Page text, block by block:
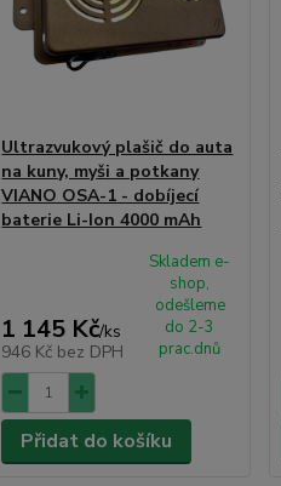
Ultrazvukový plašič do auta
na kuny, myši a potkany
VIANO OSA-1 - dobíjecí
baterie Li-Ion 4000 mAh
1 145 Kč/ks
946 Kč bez DPH
Skladem e-
shop,
odešleme
do 2-3
prac.dnů
Přidat do košíku